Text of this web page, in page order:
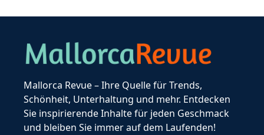
Mallorca Revue – Ihre Quelle für Trends,
Schönheit, Unterhaltung und mehr. Entdecken
Sie inspirierende Inhalte für jeden Geschmack
und bleiben Sie immer auf dem Laufenden!